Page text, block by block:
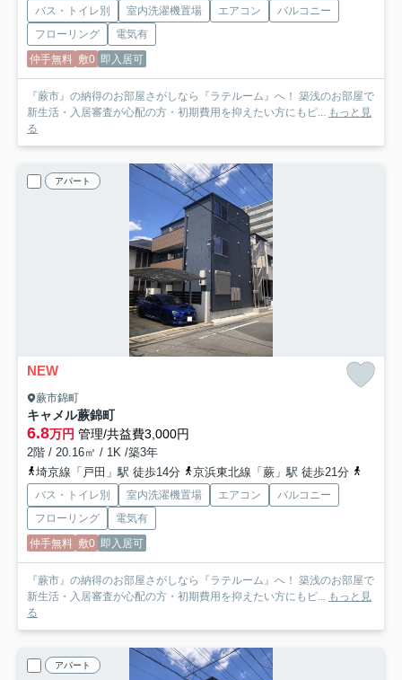
バス・トイレ別 室内洗濯機置場 エアコン
バルコニー
フローリング
電気有
仲手無料 敷0 即入居可
『蕨市』の納得のお部屋さがしなら『ラテルーム』へ！ 築浅のお部屋で
新生活・入居審査が心配の方・初期費用を抑えたい方にもピ... もっと見
る
アパート
NEW
蕨市錦町
キャメル蕨錦町
6.8万円 管理/共益費3,000円
2階 / 20.16㎡ / 1K /築3年
埼京線「戸田」駅 徒歩14分
京浜東北線「蕨」駅 徒歩21分
バス・トイレ別 室内洗濯機置場 エアコン
バルコニー
フローリング
電気有
仲手無料 敷0 即入居可
『蕨市』の納得のお部屋さがしなら『ラテルーム』へ！ 築浅のお部屋で
新生活・入居審査が心配の方・初期費用を抑えたい方にもピ... もっと見
る
アパート